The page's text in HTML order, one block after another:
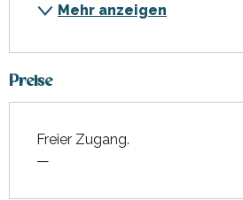
Mehr anzeigen
Preise
Freier Zugang.
—